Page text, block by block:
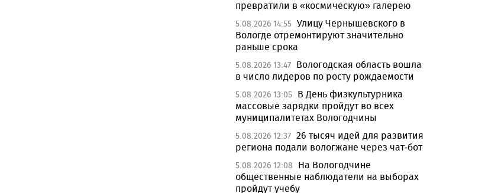
превратили в «космическую» галерею
5.08.2026 14:55 Улицу Чернышевского в
Вологде отремонтируют значительно
раньше срока
5.08.2026 13:47 Вологодская область вошла
в число лидеров по росту рождаемости
5.08.2026 13:05 В День физкультурника
массовые зарядки пройдут во всех
муниципалитетах Вологодчины
5.08.2026 12:37 26 тысяч идей для развития
региона подали вологжане через чат-бот
5.08.2026 12:08
На Вологодчине
общественные наблюдатели на выборах
пройдут учебу